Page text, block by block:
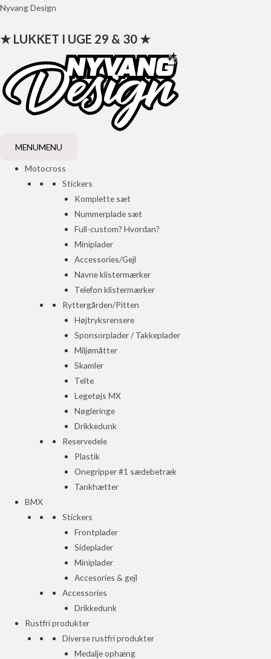
Gå
indholdet
Nyvang Design
★ LUKKET I UGE 29 & 30 ★
MENUMENU
Motocross
Stickers
Komplette sæt
Nummerplade sæt
Full-custom? Hvordan?
Miniplader
Accessories/Gejl
Navne klistermærker
Telefon klistermærker
Ryttergården/Pitten
Højtryksrensere
Sponsorplader / Takkeplader
Miljømåtter
Skamler
Telte
Legetøjs MX
Nøgleringe
Drikkedunk
Reservedele
Plastik
Onegripper #1 sædebetræk
Tankhætter
BMX
Stickers
Frontplader
Sideplader
Miniplader
Accesories & gejl
Accessories
Drikkedunk
Rustfri produkter
Diverse rustfri produkter
Medalje ophæng